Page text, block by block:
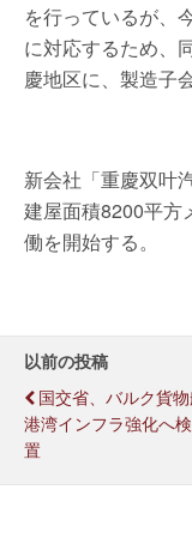
を行っているが、
に対応するため、
慶地区に、製造子
新会社「重慶双叶
建屋面積8200平方
働を開始する。
以前の投稿
国交省、バルク貨
港湾インフラ強化へ
置